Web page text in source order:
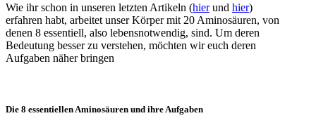
Wie ihr schon in unseren letzten Artikeln (hierund hier)
erfahren habt, arbeitet unser Körper mit 20 Aminosäuren, von
denen 8 essentiell, also lebensnotwendig, sind. Um deren
Bedeutung besser zu verstehen, möchten wir euch deren
Aufgaben näher bringen
Die 8 essentiellen Aminosäuren und ihre Aufgaben